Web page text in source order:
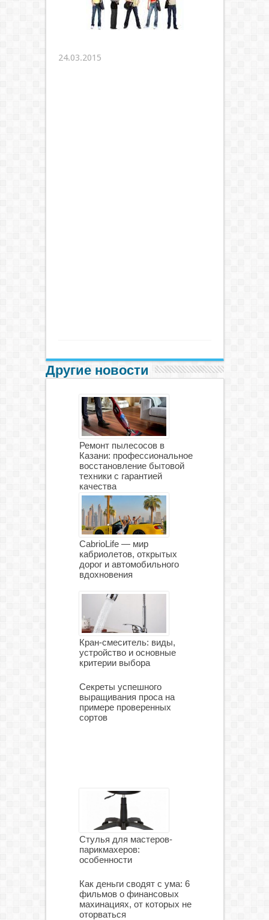
24.03.2015
Другие новости
Ремонт пылесосов в
Казани: профессиональное
восстановление бытовой
техники с гарантией
качества
CabrioLife — мир
кабриолетов, открытых
дорог и автомобильного
вдохновения
Кран-смеситель: виды,
устройство и основные
критерии выбора
Секреты успешного
выращивания проса на
примере проверенных
сортов
Стулья для мастеров-
парикмахеров:
особенности
Как деньги сводят с ума: 6
фильмов о финансовых
махинациях, от которых не
оторваться